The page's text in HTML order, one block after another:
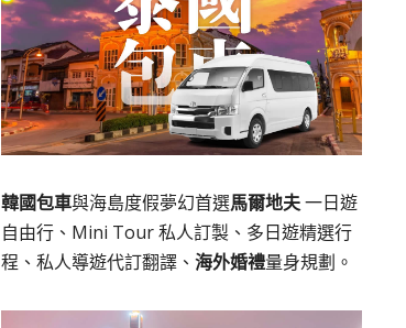
韓國包車與海島度假夢幻首選馬爾地夫一日遊
自由行、Mini Tour 私人訂製、多日遊精選行
程、私人導遊代訂翻譯、 海外婚禮量身規劃。